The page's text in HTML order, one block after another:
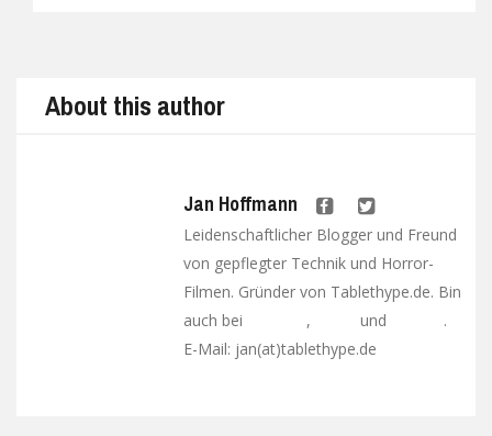
About this author
Jan Hoffmann
Leidenschaftlicher Blogger und Freund
von gepflegter Technik und Horror-
Filmen. Gründer von Tablethype.de. Bin
auch bei
, und
.
E-Mail: jan(at)tablethype.de